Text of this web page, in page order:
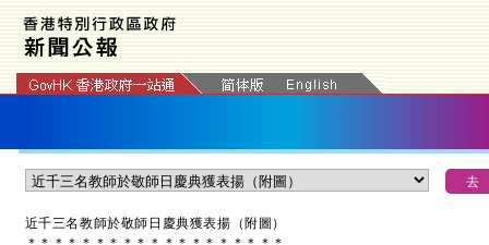
近千三名教師於敬師日慶典獲表揚（附圖）